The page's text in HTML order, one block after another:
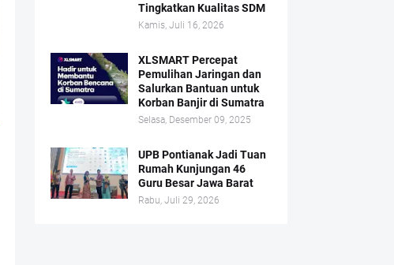
Tingkatkan Kualitas SDM
Kamis, Juli 16, 2026
XLSMART Percepat
Pemulihan Jaringan dan
Salurkan Bantuan untuk
Korban Banjir di Sumatra
Selasa, Desember 09, 2025
UPB Pontianak Jadi Tuan
Rumah Kunjungan 46
Guru Besar Jawa Barat
Rabu, Juli 29, 2026